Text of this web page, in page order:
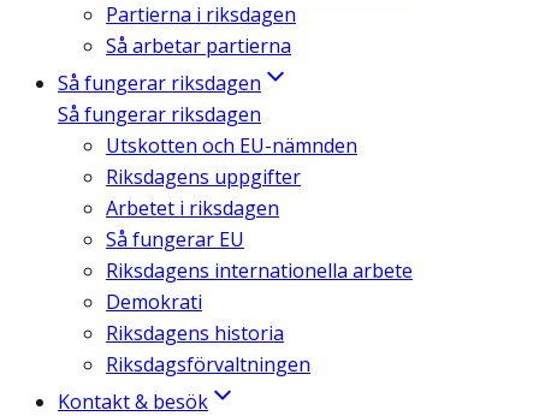
Partierna i riksdagen
Så arbetar partierna
Så fungerar riksdagen
Så fungerar riksdagen
Utskotten och EU-nämnden
Riksdagens uppgifter
Arbetet i riksdagen
Så fungerar EU
Riksdagens internationella arbete
Demokrati
Riksdagens historia
Riksdagsförvaltningen
Kontakt & besök